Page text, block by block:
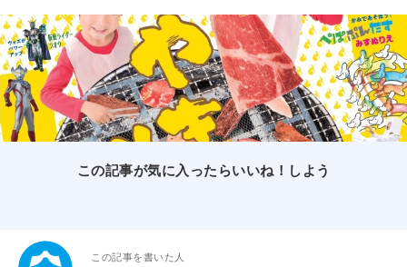
この記事が気に入ったらいいね！しよう
この記事を書いた人